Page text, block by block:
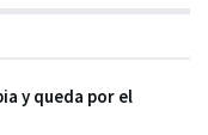
y queda por el